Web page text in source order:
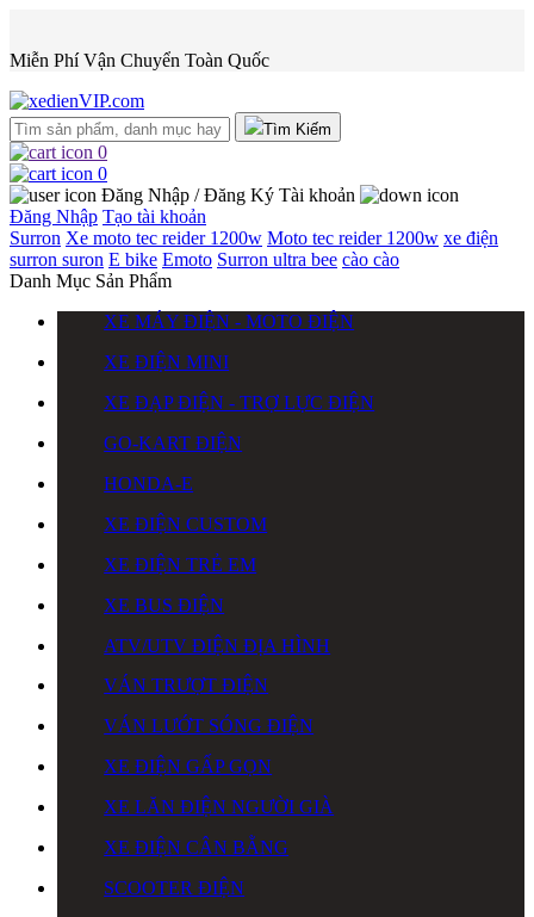
Miễn Phí Vận Chuyển Toàn Quốc
Tìm Kiếm
0
0
Đăng Nhập / Đăng Ký Tài khoản
Đăng Nhập Tạo tài khoản
Surron Xe moto tec reider 1200w Moto tec reider 1200w xe điện
surron suron E bike Emoto Surron ultra bee cào cào
Danh Mục Sản Phẩm
XE MÁY ĐIỆN - MOTO ĐIỆN
XE ĐIỆN MINI
XE ĐẠP ĐIỆN - TRỢ LỰC ĐIỆN
GO-KART ĐIỆN
HONDA-E
XE ĐIỆN CUSTOM
XE ĐIỆN TRẺ EM
XE BUS ĐIỆN
ATV/UTV ĐIỆN ĐỊA HÌNH
VÁN TRƯỢT ĐIỆN
VÁN LƯỚT SÓNG ĐIỆN
XE ĐIỆN GẤP GỌN
XE LĂN ĐIỆN NGƯỜI GIÀ
XE ĐIỆN CÂN BẰNG
SCOOTER ĐIỆN